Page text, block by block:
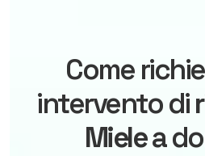
Come
intervento di
Mielea